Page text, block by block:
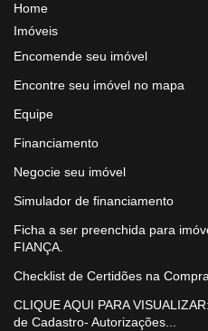
Home
Imóveis
Encomende seu imóvel
Encontre seu imóvel no mapa
Equipe
Financiamento
Negocie seu imóvel
Simulador de financiamento
Ficha a ser preenchida para
FIANÇA.
Checklist de Certidões na
CLIQUE AQUI PARA
de Cadastro- Autorizações...